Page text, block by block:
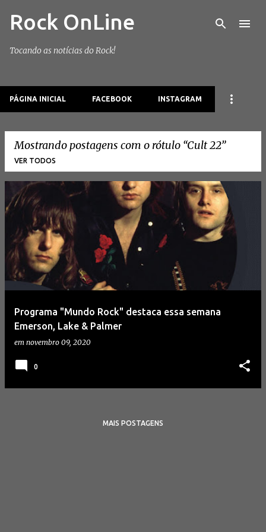
Pular para o conteúdo principal
Rock OnLine
Tocando as notícias do Rock!
PÁGINA INICIAL FACEBOOK INSTAGRAM
Mostrando postagens com o rótulo Cult 22
VER TODOS
P
o
g
Programa "Mundo Rock" destaca essa semana
Emerson, Lake & Palmer
em novembro 09, 2020
0
MAIS POSTAGENS